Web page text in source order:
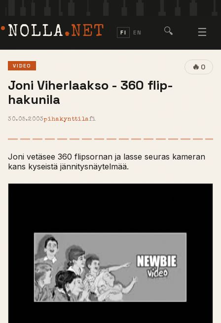
NOLLA.NET FI EN 🔍 ☰
🔥 0
VIDEO
Joni Viherlaakso - 360 flip-
hakunila
30.05.2003pihakynttilafi
Joni vetäsee 360 flipsornan ja lasse seuras kameran
kans kyseistä jännitysnäytelmää.